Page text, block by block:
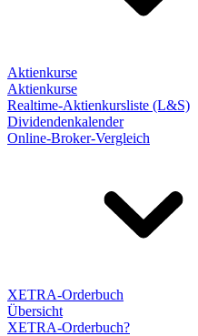
Aktienkurse
Aktienkurse
Realtime-Aktienkursliste (L&S)
Dividendenkalender
Online-Broker-Vergleich
XETRA-Orderbuch
Übersicht
XETRA-Orderbuch?